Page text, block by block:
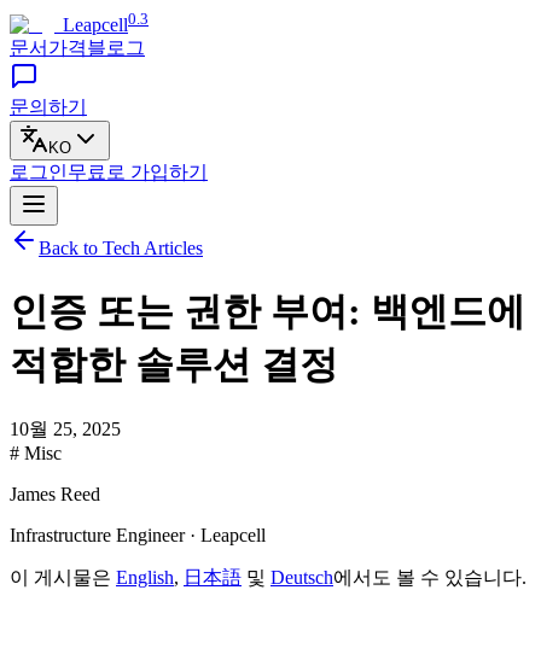
Leapcell0.3
문서 가격블로그
문의하기
KO
로그인무료로 가입하기
Back to Tech Articles
인증 또는 권한 부여: 백엔드에
적합한 솔루션 결정
10월 25, 2025
# Misc
James Reed
Infrastructure Engineer · Leapcell
이 게시물은 English, 日本語 및 Deutsch에서도 볼 수 있습니다.